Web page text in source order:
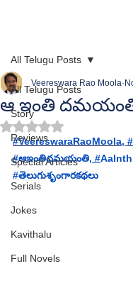
All Telugu Posts
Story
Reviews
Special Articles
Serials
Jokes
Kavithalu
Full Novels
All Telugu Posts
ఆ ఇంతి
Veereswara Rao Moola
Rated NaN out of 5
#VeereswaraRaoMoola,
#ఆఇంతిదమయంతి, #
#తెలుగుశృంగారకథలు